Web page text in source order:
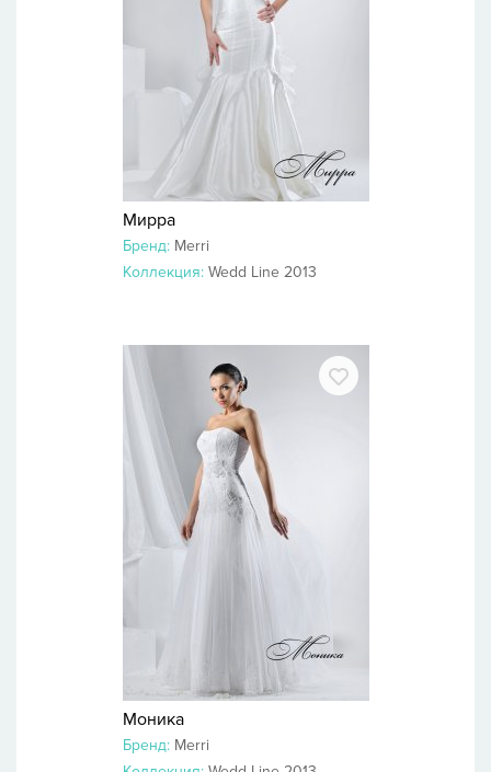
Мирра
Бренд: Merri
Коллекция: Wedd Line 2013
Моника
Бренд: Merri